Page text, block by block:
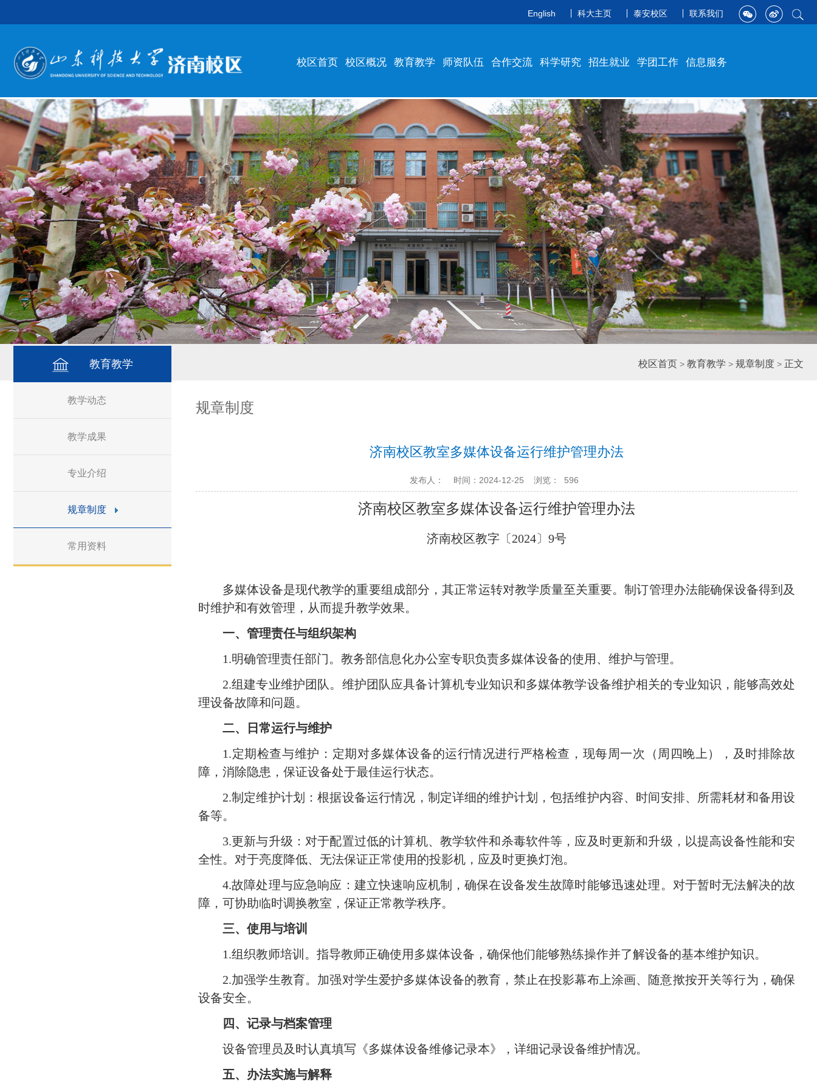
English 科大主页 泰安校区 联系我们
校区首页 校区概况 教育教学 师资队伍 合作交流 科学研究 招生就业 学团工作 信息服务
教育教学 校区首页 > 教育教学 > 规章制度 > 正文
教学动态
教学成果
专业介绍
规章制度
常用资料
规章制度
济南校区教室多媒体设备运行维护管理办法
发布人： 时间：2024-12-25 浏览： 596
济南校区教室多媒体设备运行维护管理办法
济南校区教字〔 2024〕9号
多媒体设备是现代教学的重要组成部分，其正常运转对教学质量至关重要。制订管理办法能确保设备得到及
时维护和有效管理，从而提升教学效果。
一、管理责任与组织架构
‌1.明确管理责任部门。 教务部信息化办公室专职负责多媒体设备的使用、维护与管理。
‌2.组建专业维护团队。维护团队应具备计算机专业知识和多媒体教学设备维护相关的专业知识，能够高效处
理设备故障和问题。
二、日常运行与维护
‌1.定期检查与维护‌：定期对多媒体设备的运行情况进行严格检查，现每周一次（周四晚上），及时排除故
障，消除隐患，保证设备处于最佳运行状态。
‌2.制定维护计划‌：根据设备运行情况，制定详细的维护计划，包括维护内容、时间安排、所需耗材和备用设
备等。
‌3.更新与升级‌：对于配置过低的计算机、教学软件和杀毒软件等，应及时更新和升级，以提高设备性能和安
全性。对于亮度降低、无法保证正常使用的投影机，应及时更换灯泡。
‌4.故障处理与应急响应‌：建立快速响应机制，确保在设备发生故障时能够迅速处理。对于暂时无法解决的故
障，可协助临时调换教室，保证正常教学秩序。
三、使用与培训
‌1.组织教师培训‌。指导教师正确使用多媒体设备，确保他们能够熟练操作并了解设备的基本维护知识。
‌2.加强学生教育。加强对学生爱护多媒体设备的教育，禁止在投影幕布上涂画、随意揿按开关等行为，确保
设备安全。
四、记录与档案管理
‌设备管理员及时认真填写《多媒体设备维修记录本》，详细记录设备维护情况。
五、办法实施与解释